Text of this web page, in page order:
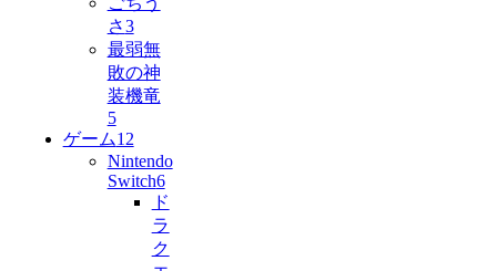
さ3
最弱無
敗の神
装機竜
5
ゲーム12
Nintendo
Switch6
ド
ラ
ク